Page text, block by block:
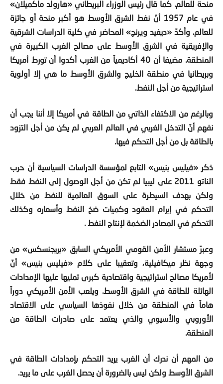
في عام1957أنّ نفط الشرق الأوسط هو أكبر منحة أو جائزة
للعالم. وأكدّ «ديفيد ويرنج» المحاضر في كلية الدراسات الشرقية
والإفريقية في الشرق الأوسط على مصالح الغرب الكبيرة في
المنطقة. مضيفا أن40 أكاديمياً من الغرب أكدوا أن تورط أمريكا
وبريطانيا في منطقة الخليج والشرق الأوسط ما هي إلا أولوية
استراتيجية من أجل النفط.
نفهم أنّ التدخل الغربي في العالم العربي لم يكن من أجل التزود
بالطاقة بل من أجل التحكم فيها.
الناتو2011على ليبيا لم تكن من أجل الوصول إلى النفط فقط
ولكن بهدف السيطرة على السوق العالمية للنفط من خلال
التحكم في إبرام العقود وكميات ضخ النفط وأسعاره وكذلك
التحكم في المصادر الضخمة لإنتاج النفط .
وجهة نظر ميكافيلية، وتعقيبا على كلام «فيليس بنيس» أنّ
لأمريكا مصالح استراتيجية واقتصادية كبرى تمليها عليها الإمدادات
الهائلة للطاقة في الشرق الأوسط. ويلعب الأمن الأمريكي دوراً
هاماً في المنطقة من خلال نفوذها السياسي على الاقتصاد
الأوروبي والأسيوي والذي يعتمد على صادرات الطاقة من
المنطقة.
الشرق الأوسط ولكن ليس بالضرورة أن يحصل الغرب على ما يريد.